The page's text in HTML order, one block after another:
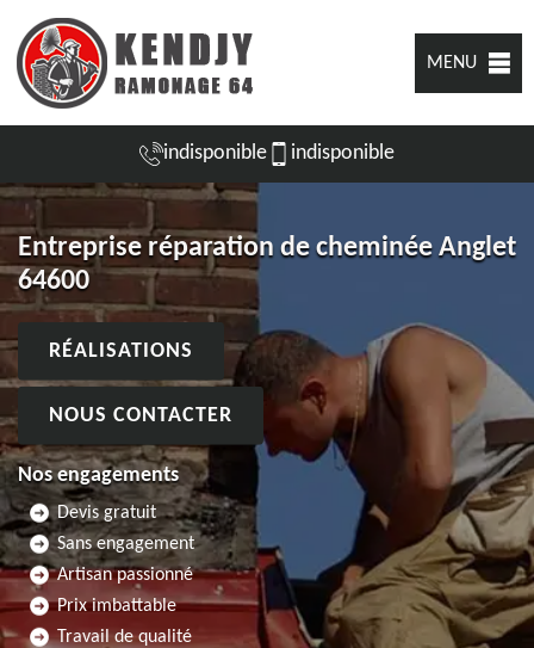
MENU
indisponible indisponible
Entreprise réparation de cheminée Anglet
64600
RÉALISATIONS
NOUS CONTACTER
Nos engagements
Devis gratuit
Sans engagement
Artisan passionné
Prix imbattable
Travail de qualité